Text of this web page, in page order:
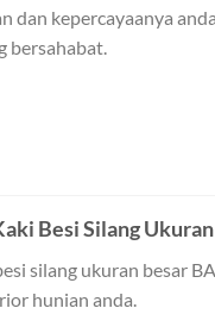
dan kepercayaanya
bersahabat.
Besi Silang
silang ukuran besar
hunian anda.